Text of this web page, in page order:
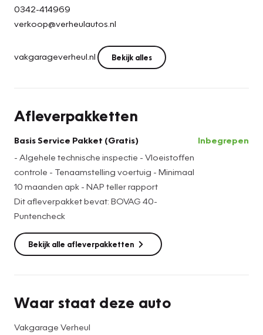
0342-414969
verkoop@verheulautos.nl
vakgarageverheul.nl Bekijk alles
Afleverpakketten
Basis Service Pakket (Gratis)
- Algehele technische inspectie - Vloeistoffen
controle - Tenaamstelling voertuig - Minimaal
10 maanden apk - NAP teller rapport
Dit afleverpakket bevat: BOVAG 40-
Puntencheck
Inbegrepen
Bekijk alle afleverpakketten
Waar staat deze auto
Vakgarage Verheul